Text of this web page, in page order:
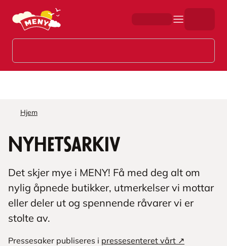
Hopp til hovedinnhold
Hjem
Nyhetsarkiv
Det skjer mye i MENY! Få med deg alt om
nylig åpnede butikker, utmerkelser vi mottar
eller deler ut og spennende råvarer vi er
stolte av.
Pressesaker publiseres i pressesenteret vårt ↗